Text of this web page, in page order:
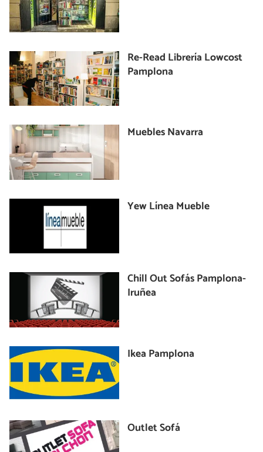
Re-Read Librería Lowcost
Pamplona
Muebles Navarra
Yew Línea Mueble
Chill Out Sofás Pamplona-
Iruñea
Ikea Pamplona
Outlet Sofá